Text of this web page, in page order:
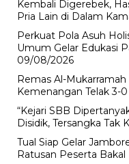
Kembali Digerebek,
Pria Lain di Dalam
Perkuat Pola Asuh
Umum Gelar Edukasi
09/08/2026
Remas Al-
Kemenangan Telak 3-
“Kejari SBB
Disidik, Tersangka Tak
Tual Siap Gelar
Ratusan Peserta Bakal